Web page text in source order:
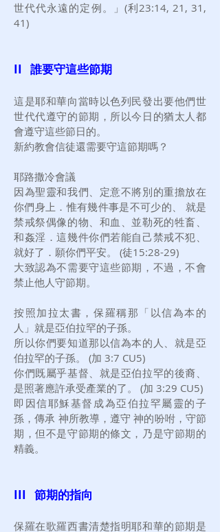
世代代永遠的定例。」(利23:14, 21, 31,
41)
II 誰要守這些節期
這是耶和華向當時以色列民發出要他們世
世代代遵守的節期，所以今日的猶太人都
會遵守這些節日的。
新約教會信徒還需要守這節期嗎？
耶路撒冷會議
因為聖靈和我們、定意不將別的重擔放在
你們身上．惟有幾件事是不可少的、 就是
禁戒祭偶像的物、和血、並勒死的牲畜、
和姦淫．這幾件你們若能自己禁戒不犯、
就好了．願你們平安。 (徒15:28-29)
大致認為不需要守這些節期，不過，不會
禁止他人守節期。
按照加拉太書，保羅稱那「以信為本的
人」就是亞伯拉罕的子孫。
所以你們要知道那以信為本的人、就是亞
伯拉罕的子孫。 (加 3:7 CU5)
你們既屬乎基督、就是亞伯拉罕的後裔、
是照著應許承受產業的了。 (加 3:29 CU5)
即因信耶穌基督成為亞伯拉罕屬靈的子
孫，傳承 神所教導，遵守 神的吩咐，守節
期，但不是守節期的條文，乃是守節期的
精義。
III 節期的指向
保羅在歌羅西書清楚指明耶和華的節期是